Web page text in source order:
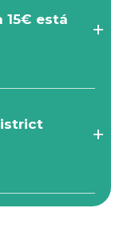
15€ está